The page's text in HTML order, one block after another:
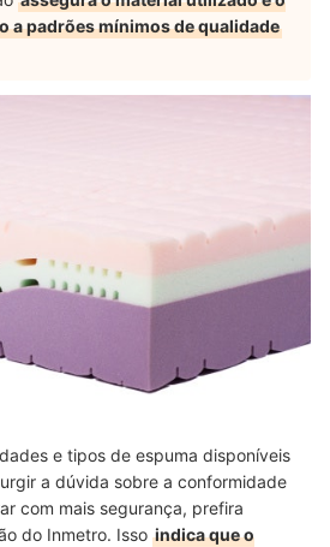
a padrões mínimos de qualidade
e tipos de espuma disponíveis
a dúvida sobre a conformidade
com mais segurança, prefira
do Inmetro. Isso indica que o